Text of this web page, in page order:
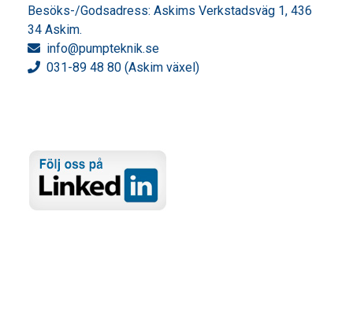
Besöks-/Godsadress: Askims Verkstadsväg 1, 436
34 Askim.
info@pumpteknik.se
031-89 48 80 (Askim växel)